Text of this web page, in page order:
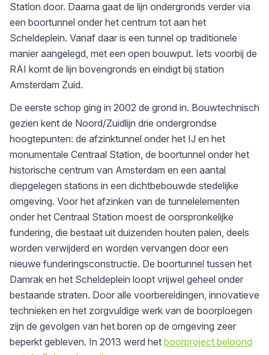
Station door. Daarna gaat de lijn ondergronds verder via
een boortunnel onder het centrum tot aan het
Scheldeplein. Vanaf daar is een tunnel op traditionele
manier aangelegd, met een open bouwput. Iets voorbij de
RAI komt de lijn bovengronds en eindigt bij station
Amsterdam Zuid.
De eerste schop ging in 2002 de grond in. Bouwtechnisch
gezien kent de Noord/Zuidlijn drie ondergrondse
hoogtepunten: de afzinktunnel onder het IJ en het
monumentale Centraal Station, de boortunnel onder het
historische centrum van Amsterdam en een aantal
diepgelegen stations in een dichtbebouwde stedelijke
omgeving. Voor het afzinken van de tunnelelementen
onder het Centraal Station moest de oorspronkelijke
fundering, die bestaat uit duizenden houten palen, deels
worden verwijderd en worden vervangen door een
nieuwe funderingsconstructie. De boortunnel tussen het
Damrak en het Scheldeplein loopt vrijwel geheel onder
bestaande straten. Door alle voorbereidingen, innovatieve
technieken en het zorgvuldige werk van de boorploegen
zijn de gevolgen van het boren op de omgeving zeer
beperkt gebleven. In 2013 werd het boorproject beloond